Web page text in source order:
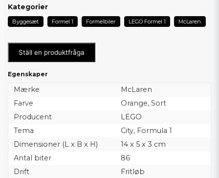
Kategorier
Byggesæt Formel 1 Formelbiler LEGO Formel 1 McLaren
Ställ en produktfråga
Egenskaper
Mærke
McLaren
Farve
Orange, Sort
Producent
LEGO
Tema
City, Formula 1
Dimensioner (L x B x H)
14 x 5 x 3 cm
Antal biter
86
Drift
Fritløb